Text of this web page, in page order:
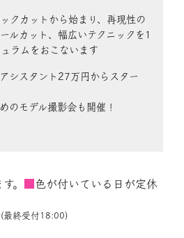
クカットから始まり、再現性の
ルカット、幅広いテクニックを1
ラムをおこないます
シスタント27万円からスター
のモデル撮影会も開催！
。
色が付いている日が定休
終受付18:00)